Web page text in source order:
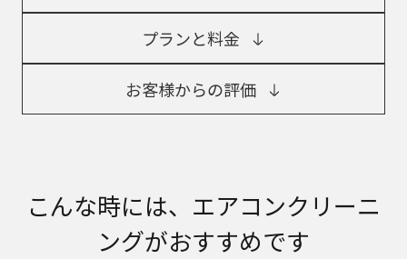
プランと料金
お客様からの評価
こんな時には、エアコンクリーニ
ングがおすすめです